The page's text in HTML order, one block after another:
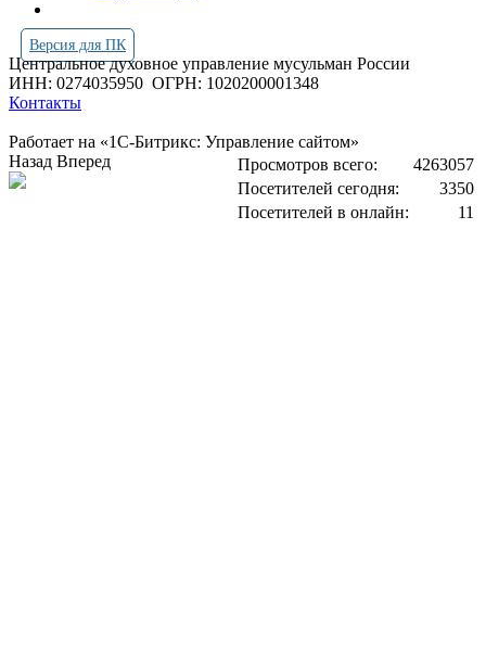
Версия для ПК
Центральное духовное управление мусульман России
ИНН: 0274035950 ОГРН: 1020200001348
Контакты
Работает на «1С-Битрикс: Управление сайтом»
Просмотров всего:
4263057
Посетителей сегодня:
3350
Посетителей в онлайн:
11
Назад Вперед